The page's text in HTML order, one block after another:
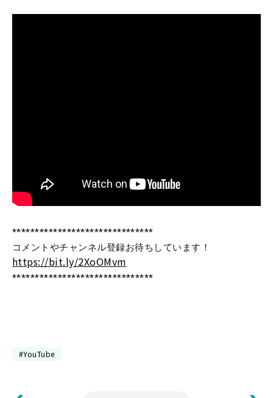
*******************************
コメントやチャンネル登録お待ちしています！
https://bit.ly/2XoOMvm
*******************************
#YouTube